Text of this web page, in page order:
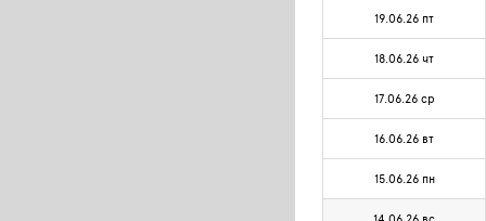
19.06.26 пт
18.06.26 чт
17.06.26 ср
16.06.26 вт
15.06.26 пн